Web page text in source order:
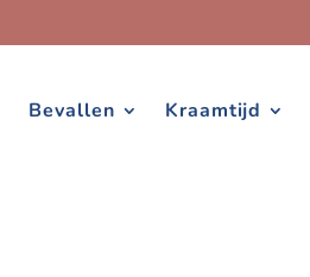
Bevallen Kraamtijd